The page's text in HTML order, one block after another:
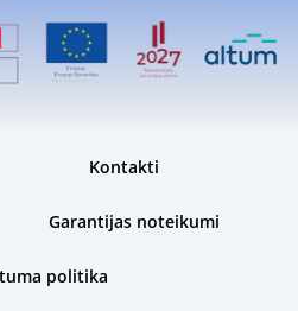
Kontakti
Garantijas noteikumi
politika